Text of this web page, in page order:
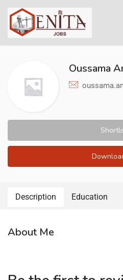
Oussama
Description Education
About Me